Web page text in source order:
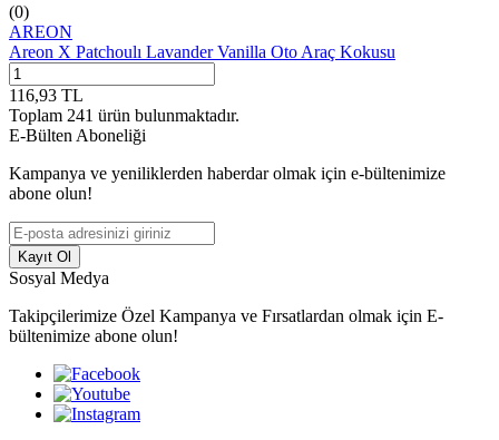
(0)
AREON
Areon X Patchoulı Lavander Vanilla Oto Araç Kokusu
116,93 TL
Toplam 241 ürün bulunmaktadır.
E-Bülten Aboneliği
Kampanya ve yeniliklerden haberdar olmak için e-bültenimize
abone olun!
Kayıt Ol
Sosyal Medya
Takipçilerimize Özel Kampanya ve Fırsatlardan olmak için E-
bültenimize abone olun!